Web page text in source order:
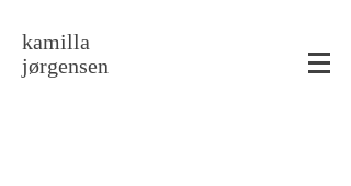
kamilla
jørgensen